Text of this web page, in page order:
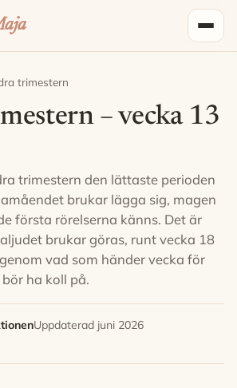
trimestern
– vecka 13
trimestern den lättaste perioden
brukar lägga sig, magen
första rörelserna känns. Det är
brukar göras, runt vecka 18
vad som händer vecka för
ha koll på.
Uppdaterad juni 2026